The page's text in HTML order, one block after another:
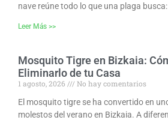
nave reúne todo lo que una plaga busca:
Leer Más >>
Mosquito Tigre en Bizkaia:
Eliminarlo de tu Casa
1 agosto, 2026
No hay comentarios
El mosquito tigre se ha convertido en
molestos del verano en Bizkaia. A